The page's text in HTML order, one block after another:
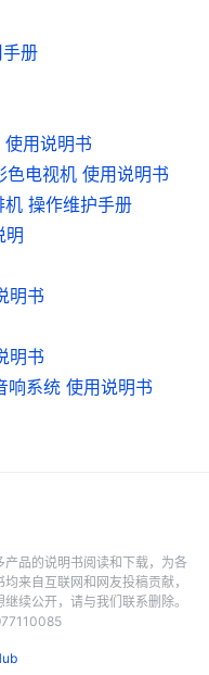
册
用说明书
电视机 使用说明书
操作维护手册
明
明书
明书
系统 使用说明书
品的说明书阅读和下载，为各
来自互联网和网友投稿贡献，
续公开，请与我们联系删除。